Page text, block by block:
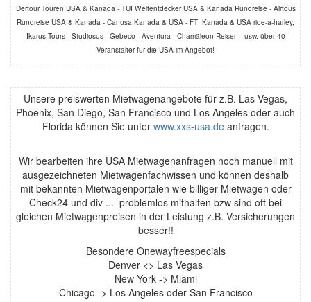
Dertour Touren USA & Kanada - TUI Weltentdecker USA & Kanada Rundreise - Airtous
Rundreise USA & Kanada - Canusa Kanada & USA - FTI Kanada & USA ride-a-harley,
Ikarus Tours - Studiosus - Gebeco - Aventura - Chamäleon-Reisen - usw. über 40
Veranstalter für die USA im Angebot!
Unsere preiswerten Mietwagenangebote für z.B. Las Vegas,
Phoenix, San Diego, San Francisco und Los Angeles oder auch
Florida können Sie unter www.xxs-usa.deanfragen.
Wir bearbeiten ihre USA Mietwagenanfragen noch manuell mit
ausgezeichneten Mietwagenfachwissen und können deshalb
mit bekannten Mietwagenportalen wie billiger-Mietwagen oder
Check24 und div ... problemlos mithalten bzw sind oft bei
gleichen Mietwagenpreisen in der Leistung z.B. Versicherungen
besser!!
Besondere Onewayfreespecials
Denver <> Las Vegas
New York -> Miami
Chicago -> Los Angeles oder San Francisco